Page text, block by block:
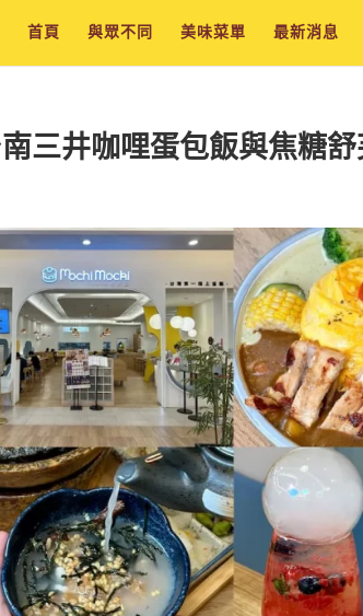
首頁 與眾不同 美味菜單 最新消息
三井咖哩蛋包飯與焦糖舒